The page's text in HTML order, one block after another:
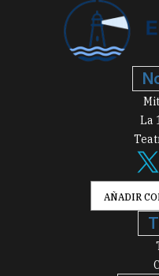
La
AÑADIR